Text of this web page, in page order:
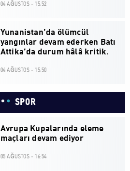
04 AĞUSTOS - 15:52
Yunanistan’da ölümcül
yangınlar devam ederken Batı
Attika’da durum hâlâ kritik.
04 AĞUSTOS - 15:50
SPOR
Avrupa Kupalarında eleme
maçları devam ediyor
05 AĞUSTOS - 16:54